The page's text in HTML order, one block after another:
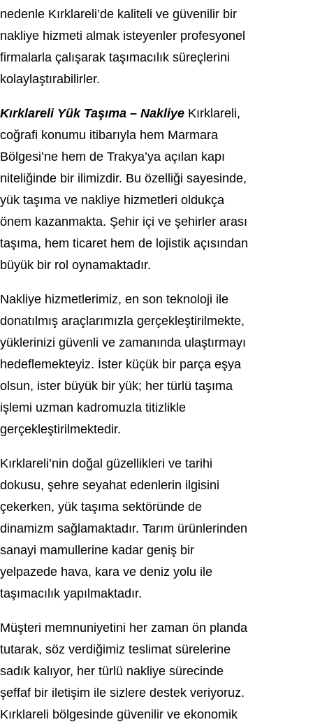
nedenle Kırklareli’de kaliteli ve güvenilir bir
nakliye hizmeti almak isteyenler profesyonel
firmalarla çalışarak taşımacılık süreçlerini
kolaylaştırabilirler.
Kırklareli Yük Taşıma – Nakliye Kırklareli,
coğrafi konumu itibarıyla hem Marmara
Bölgesi’ne hem de Trakya’ya açılan kapı
niteliğinde bir ilimizdir. Bu özelliği sayesinde,
yük taşıma ve nakliye hizmetleri oldukça
önem kazanmakta. Şehir içi ve şehirler arası
taşıma, hem ticaret hem de lojistik açısından
büyük bir rol oynamaktadır.
Nakliye hizmetlerimiz, en son teknoloji ile
donatılmış araçlarımızla gerçekleştirilmekte,
yüklerinizi güvenli ve zamanında ulaştırmayı
hedeflemekteyiz. İster küçük bir parça eşya
olsun, ister büyük bir yük; her türlü taşıma
işlemi uzman kadromuzla titizlikle
gerçekleştirilmektedir.
Kırklareli’nin doğal güzellikleri ve tarihi
dokusu, şehre seyahat edenlerin ilgisini
çekerken, yük taşıma sektöründe de
dinamizm sağlamaktadır. Tarım ürünlerinden
sanayi mamullerine kadar geniş bir
yelpazede hava, kara ve deniz yolu ile
taşımacılık yapılmaktadır.
Müşteri memnuniyetini her zaman ön planda
tutarak, söz verdiğimiz teslimat sürelerine
sadık kalıyor, her türlü nakliye sürecinde
şeffaf bir iletişim ile sizlere destek veriyoruz.
Kırklareli bölgesinde güvenilir ve ekonomik